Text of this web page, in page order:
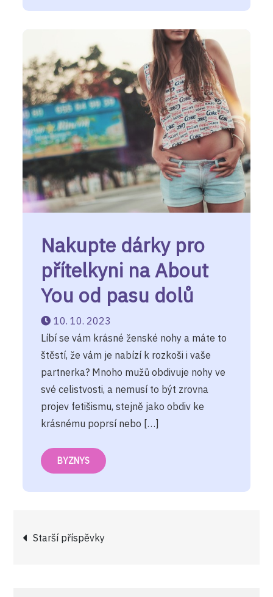
Nakupte dárky pro
přítelkyni na About
You od pasu dolů
10. 10. 2023
Líbí se vám krásné ženské nohy a máte to
štěstí, že vám je nabízí k rozkoši i vaše
partnerka? Mnoho mužů obdivuje nohy ve
své celistvosti, a nemusí to být zrovna
projev fetišismu, stejně jako obdiv ke
krásnému poprsí nebo […]
BYZNYS
Navigace
Starší příspěvky